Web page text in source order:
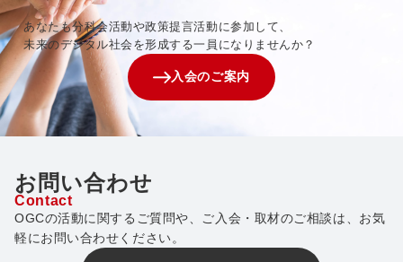
あなたも分科会活動や政策提言活動に参加して、
未来のデジタル社会を形成する一員になりませんか？
入会のご案内
お問い合わせ
Contact
OGCの活動に関するご質問や、ご入会・取材のご相談は、お気
軽にお問い合わせください。